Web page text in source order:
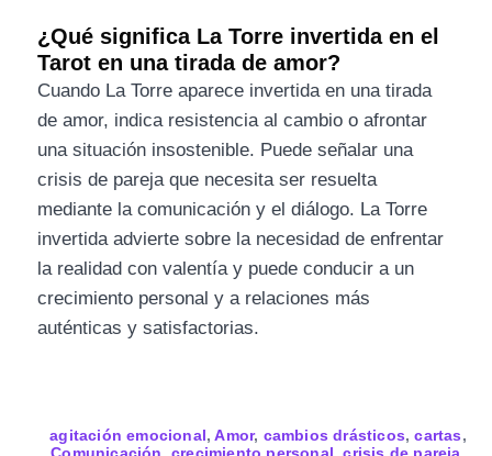
¿Qué significa La Torre invertida en el
Tarot en una tirada de amor?
Cuando La Torre aparece invertida en una tirada
de amor, indica resistencia al cambio o afrontar
una situación insostenible. Puede señalar una
crisis de pareja que necesita ser resuelta
mediante la comunicación y el diálogo. La Torre
invertida advierte sobre la necesidad de enfrentar
la realidad con valentía y puede conducir a un
crecimiento personal y a relaciones más
auténticas y satisfactorias.
agitación emocional,Amor, cambios drásticos,cartas,